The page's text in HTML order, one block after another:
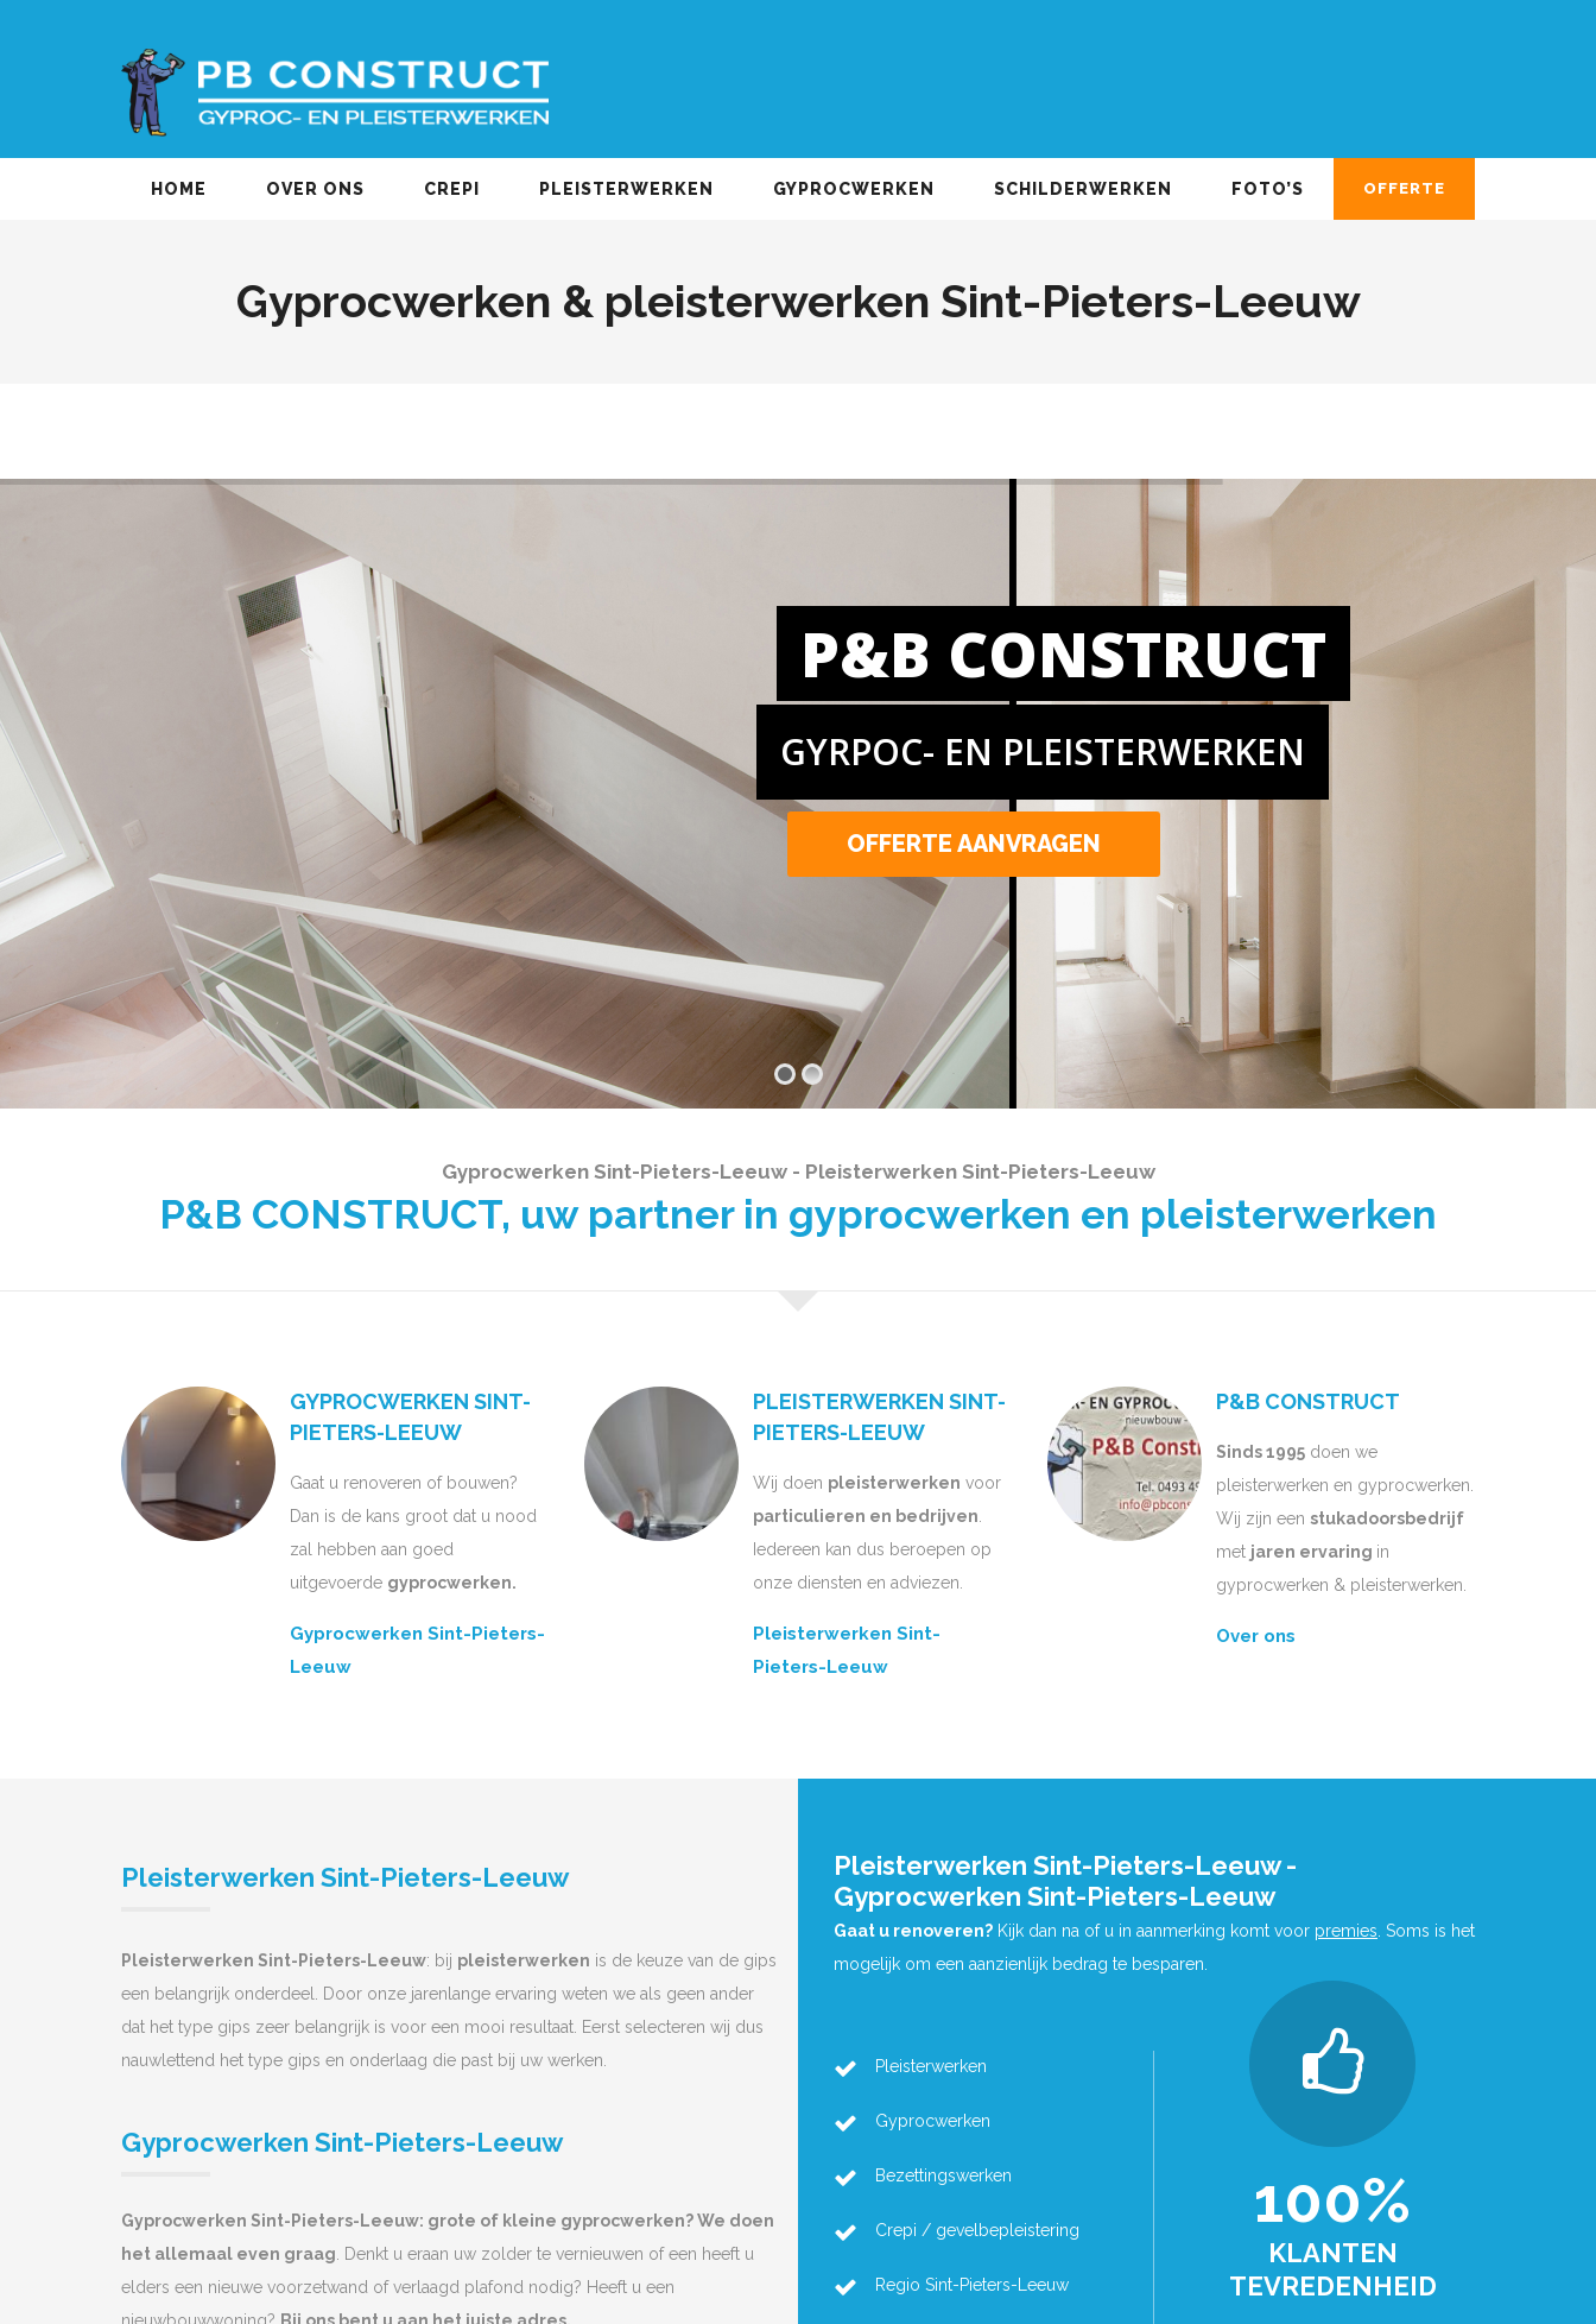
HOME OVER ONS CREPI PLEISTERWERKEN GYPROCWERKEN SCHILDERWERKEN FOTO’S OFFERTE
Gyprocwerken & pleisterwerken Sint-Pieters-Leeuw
P&B CONSTRUCT
GYRPOC- EN PLEISTERWERKEN
OFFERTE AANVRAGEN
Gyprocwerken Sint-Pieters-Leeuw - Pleisterwerken Sint-Pieters-Leeuw
P&B CONSTRUCT, uw partner in gyprocwerken en pleisterwerken
GYPROCWERKEN SINT-
PIETERS-LEEUW
Gaat u renoveren of bouwen?
Dan is de kans groot dat u nood
zal hebben aan goed
uitgevoerde gyprocwerken.
Gyprocwerken Sint-Pieters-
Leeuw
PLEISTERWERKEN SINT-
PIETERS-LEEUW
Wij doen pleisterwerken voor
particulieren en bedrijven
Iedereen kan dus beroepen op
onze diensten en adviezen.
Pleisterwerken Sint-
Pieters-Leeuw
P&B CONSTRUCT
Sinds 1995 doen we
pleisterwerken en gyprocwerken.
Wij zijn een stukadoorsbedrijf
met jaren ervaring in
gyprocwerken & pleisterwerken.
Over ons
Pleisterwerken Sint-Pieters-Leeuw
Pleisterwerken Sint-Pieters-Leeuw: bij pleisterwerken is de keuze van de gips
een belangrijk onderdeel. Door onze jarenlange ervaring weten we als geen ander
dat het type gips zeer belangrijk is voor een mooi resultaat. Eerst selecteren wij dus
nauwlettend het type gips en onderlaag die past bij uw werken.
Gyprocwerken Sint-Pieters-Leeuw
Gyprocwerken Sint-Pieters-Leeuw: grote of kleine gyprocwerken? We doen
het allemaal even graag . Denkt u eraan uw zolder te vernieuwen of een heeft u
elders een nieuwe voorzetwand of verlaagd plafond nodig? Heeft u een
nieuwbouwwoning? Bij ons bent u aan het juiste adres.
Pleisterwerken Sint-Pieters-Leeuw -
Gyprocwerken Sint-Pieters-Leeuw
Gaat u renoveren? Kijk dan na of u in aanmerking komt voor premies . Soms is het
mogelijk om een aanzienlijk bedrag te besparen.
Pleisterwerken
Gyprocwerken
Bezettingswerken
Crepi / gevelbepleistering
Regio Sint-Pieters-Leeuw
100%
KLANTEN
TEVREDENHEID